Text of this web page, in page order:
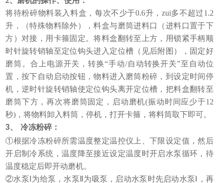
将待粉碎物料装入料盒，每次不少于0.6升，zui多不超过1.2
升，（特殊物料除外），料盒与磨筒进料口（进料口置于下
方）对接，用卡箍固定。将料盒翻转至上方，用锁紧手柄顺
时针旋转销轴至定位钩头进入定位槽（见后附图），固定好
磨筒。合上电源开关，转换“手动/自动转换开关”至自动位
置，按下自动启动按钮，物料进入磨筒粉碎，到设定时间停
机，逆时针旋转销轴使定位钩头离开定位槽，把料盒翻转至
磨筒下方，再次将磨筒固定，启动磨机(振动时间应少于12
秒)，将物料卸入料筒，停机，打开卡箍，将料筒取下即可。
3、
冷冻粉碎：
①根据冷冻粉碎所需温度整定温控仪上、下限设定值，然后
开启制冷系统，温度降至接近设定温度时开启水泵循环，待
温度稳定后即开动磨机。
②水泵Ⅰ为给泵，水泵Ⅱ为吸泵，启动水泵时先启动水泵Ⅰ，再